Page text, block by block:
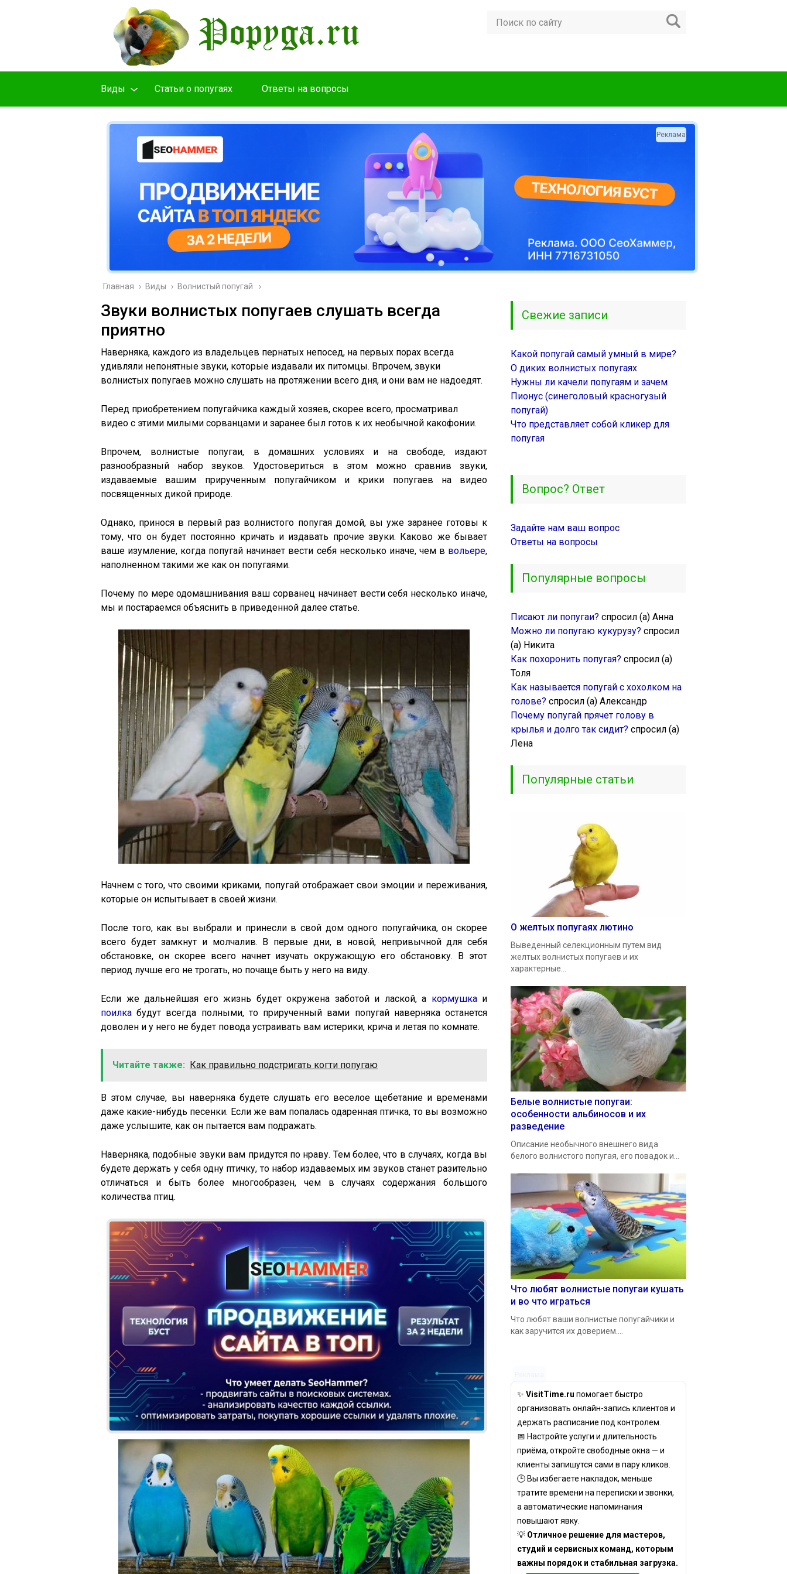
Виды Cтатьи о попугаях Ответы на вопросы
Реклама
Главная › Виды › Волнистый попугай
Звуки волнистых попугаев слушать всегда
приятно
Наверняка, каждого из владельцев пернатых непосед, на первых порах всегда
удивляли непонятные звуки, которые издавали их питомцы. Впрочем, звуки
волнистых попугаев можно слушать на протяжении всего дня, и они вам не надоедят.
Перед приобретением попугайчика каждый хозяев, скорее всего, просматривал
видео с этими милыми сорванцами и заранее был готов к их необычной какофонии.
Впрочем, волнистые попугаи, в домашних условиях и на свободе, издают
разнообразный набор звуков. Удостовериться в этом можно сравнив звуки,
издаваемые вашим прирученным попугайчиком и крики попугаев на видео
посвященных дикой природе.
Однако, принося в первый раз волнистого попугая домой, вы уже заранее готовы к
тому, что он будет постоянно кричать и издавать прочие звуки. Каково же бывает
ваше изумление, когда попугай начинает вести себя несколько иначе, чем в вольере,
наполненном такими же как он попугаями.
Почему по мере одомашнивания ваш сорванец начинает вести себя несколько иначе,
мы и постараемся объяснить в приведенной далее статье.
Начнем с того, что своими криками, попугай отображает свои эмоции и переживания,
которые он испытывает в своей жизни.
После того, как вы выбрали и принесли в свой дом одного попугайчика, он скорее
всего будет замкнут и молчалив. В первые дни, в новой, непривычной для себя
обстановке, он скорее всего начнет изучать окружающую его обстановку. В этот
период лучше его не трогать, но почаще быть у него на виду.
Если же дальнейшая его жизнь будет окружена заботой и лаской, а кормушкаи
поилка будут всегда полными, то прирученный вами попугай наверняка останется
доволен и у него не будет повода устраивать вам истерики, крича и летая по комнате.
Читайте также: Как правильно подстригать когти попугаю
В этом случае, вы наверняка будете слушать его веселое щебетание и временами
даже какие-нибудь песенки. Если же вам попалась одаренная птичка, то вы возможно
даже услышите, как он пытается вам подражать.
Наверняка, подобные звуки вам придутся по нраву. Тем более, что в случаях, когда вы
будете держать у себя одну птичку, то набор издаваемых им звуков станет разительно
отличаться и быть более многообразен, чем в случаях содержания большого
количества птиц.
Реклама
Свежие записи
Какой попугай самый умный в мире?
О диких волнистых попугаях
Нужны ли качели попугаям и зачем
Пионус (синеголовый красногузый
попугай)
Что представляет собой кликер для
попугая
Вопрос? Ответ
Задайте нам ваш вопрос
Ответы на вопросы
Популярные вопросы
Писают ли попугаи? спросил (а) Анна
Можно ли попугаю кукурузу? спросил
(а) Никита
Как похоронить попугая? спросил (а)
Толя
Как называется попугай с хохолком на
голове? спросил (а) Александр
Почему попугай прячет голову в
крылья и долго так сидит? спросил (а)
Лена
Популярные статьи
О желтых попугаях лютино
Выведенный селекционным путем вид
желтых волнистых попугаев и их
характерные...
Белые волнистые попугаи:
особенности альбиносов и их
разведение
Описание необычного внешнего вида
белого волнистого попугая, его повадок и...
Что любят волнистые попугаи кушать
и во что играться
Что любят ваши волнистые попугайчики и
как заручится их доверием....
✨ VisitTime.ru помогает быстро
организовать онлайн-запись клиентов и
держать расписание под контролем.
📅 Настройте услуги и длительность
приёма, откройте свободные окна — и
клиенты запишутся сами в пару кликов.
🕒 Вы избегаете накладок, меньше
тратите времени на переписки и звонки,
а автоматические напоминания
повышают явку.
💡 Отличное решение для мастеров,
студий и сервисных команд, которым
важны порядок и стабильная загрузка.